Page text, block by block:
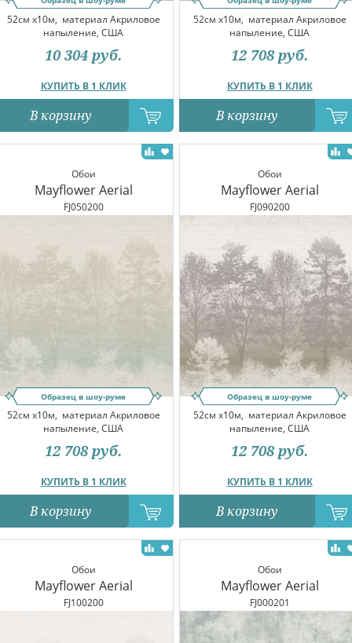
52см x10м, материал Акриловое
напыление, США
КУПИТЬ В 1 КЛИК
10 304 руб.
В корзину
52см x10м, материал Акриловое
напыление, США
КУПИТЬ В 1 КЛИК
12 708 руб.
В корзину
Обои
Mayflower Aerial
FJ050200
Образец в шоу-руме
52см x10м, материал Акриловое
напыление, США
КУПИТЬ В 1 КЛИК
12 708 руб.
В корзину
Обои
Mayflower Aerial
FJ090200
Образец в шоу-руме
52см x10м, материал Акриловое
напыление, США
КУПИТЬ В 1 КЛИК
12 708 руб.
В корзину
Обои
Mayflower Aerial
FJ100200
Обои
Mayflower Aerial
FJ000201